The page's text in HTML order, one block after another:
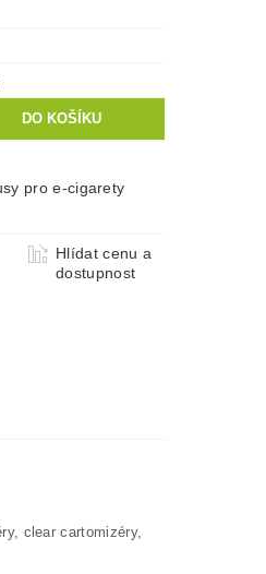
pro e-cigarety
Hlídat cenu a
dostupnost
clear cartomizéry,